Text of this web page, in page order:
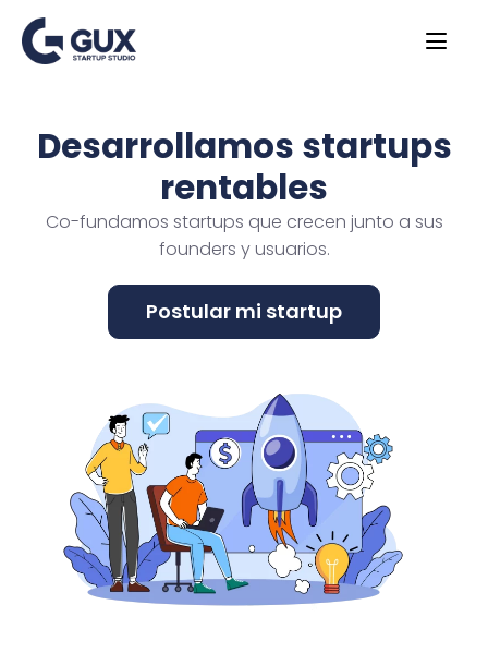
Desarrollamos startups
rentables
Co-fundamos startups que crecen junto a sus
founders y usuarios.